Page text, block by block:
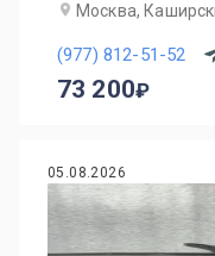
Москва,
(977) 812-51-52
73 200
05.08.2026